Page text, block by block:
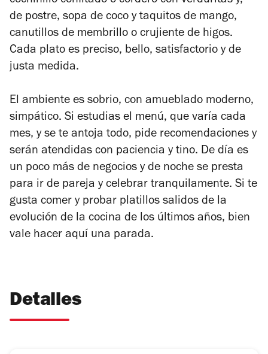
de postre, sopa de coco y taquitos de mango,
canutillos de membrillo o crujiente de higos.
Cada plato es preciso, bello, satisfactorio y de
justa medida.
El ambiente es sobrio, con amueblado moderno,
simpático. Si estudias el menú, que varía cada
mes, y se te antoja todo, pide recomendaciones y
serán atendidas con paciencia y tino. De día es
un poco más de negocios y de noche se presta
para ir de pareja y celebrar tranquilamente. Si te
gusta comer y probar platillos salidos de la
evolución de la cocina de los últimos años, bien
vale hacer aquí una parada.
Detalles